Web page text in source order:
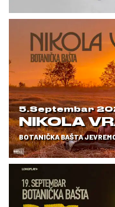
5.septembar
NIKOLA
BOTANIČKA BAŠTA